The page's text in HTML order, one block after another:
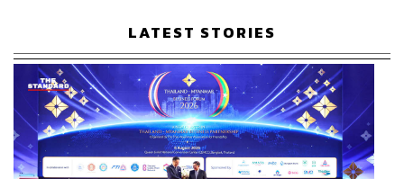
LATEST STORIES